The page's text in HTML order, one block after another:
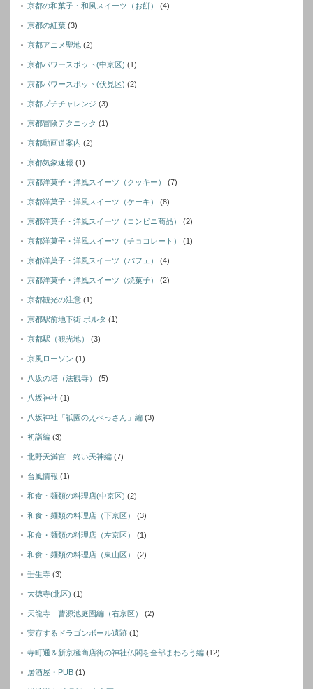
京都の和菓子・和風スイーツ（お餅） (4)
京都の紅葉 (3)
京都アニメ聖地 (2)
京都パワースポット(中京区) (1)
京都パワースポット(伏見区) (2)
京都プチチャレンジ (3)
京都冒険テクニック (1)
京都動画道案内 (2)
京都気象速報 (1)
京都洋菓子・洋風スイーツ（クッキー） (7)
京都洋菓子・洋風スイーツ（ケーキ） (8)
京都洋菓子・洋風スイーツ（コンビニ商品） (2)
京都洋菓子・洋風スイーツ（チョコレート） (1)
京都洋菓子・洋風スイーツ（パフェ） (4)
京都洋菓子・洋風スイーツ（焼菓子） (2)
京都観光の注意 (1)
京都駅前地下街 ポルタ (1)
京都駅（観光地） (3)
京風ローソン (1)
八坂の塔（法観寺） (5)
八坂神社 (1)
八坂神社「祇園のえべっさん」編 (3)
初詣編 (3)
北野天満宮 終い天神編 (7)
台風情報 (1)
和食・麺類の料理店(中京区) (2)
和食・麺類の料理店（下京区） (3)
和食・麺類の料理店（左京区） (1)
和食・麺類の料理店（東山区） (2)
壬生寺 (3)
大徳寺(北区) (1)
天龍寺 曹源池庭園編（右京区） (2)
実存するドラゴンボール遺跡 (1)
寺町通＆新京極商店街の神社仏閣を全部まわろう編 (12)
居酒屋・PUB (1)